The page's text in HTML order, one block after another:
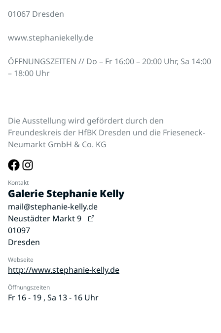
01067 Dresden
www.stephaniekelly.de
ÖFFNUNGSZEITEN // Do – Fr 16:00 – 20:00 Uhr, Sa 14:00
– 18:00 Uhr
Die Ausstellung wird gefördert durch den
Freundeskreis der HfBK Dresden und die Frieseneck-
Neumarkt GmbH & Co. KG
Kontakt
Galerie Stephanie Kelly
mail@stephanie-kelly.de
Neustädter Markt 9
01097
Dresden
Webseite
http://www.stephanie-kelly.de
Öffnungszeiten
Fr 16 - 19 , Sa 13 - 16 Uhr